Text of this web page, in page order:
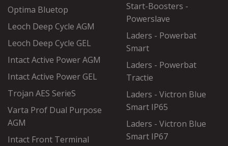
Optima Bluetop
Leoch Deep Cycle AGM
Leoch Deep Cycle GEL
Intact Active Power AGM
Intact Active Power GEL
Trojan AES SerieS
Varta Prof Dual Purpose
AGM
Intact Front Terminal
Start-Boosters -
Powerslave
Laders - Powerbat
Smart
Laders - Powerbat
Tractie
Laders - Victron Blue
Smart IP65
Laders - Victron Blue
Smart IP67